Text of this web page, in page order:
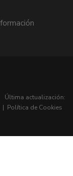
Última actualización:
| Política de Cookies